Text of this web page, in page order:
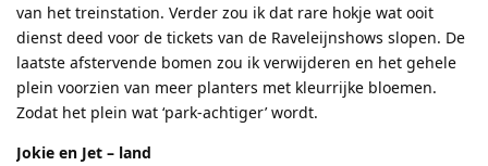
van het treinstation. Verder zou ik dat rare hokje wat ooit
dienst deed voor de tickets van de Raveleijnshows slopen. De
laatste afstervende bomen zou ik verwijderen en het gehele
plein voorzien van meer planters met kleurrijke bloemen.
Zodat het plein wat ‘park-achtiger’ wordt.
Jokie en Jet – land